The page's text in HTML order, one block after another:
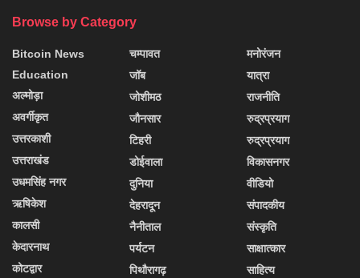
Browse by Category
Bitcoin News
Education
अल्मोड़ा
अवर्गीकृत
उत्तरकाशी
उत्तराखंड
उधमसिंह नगर
ऋषिकेश
कालसी
केदारनाथ
कोटद्वार
चम्पावत
जॉब
जोशीमठ
जौनसार
टिहरी
डोईवाला
दुनिया
देहरादून
नैनीताल
पर्यटन
पिथौरागढ़
मनोरंजन
यात्रा
राजनीति
रुद्रप्रयाग
रुद्रप्रयाग
विकासनगर
वीडियो
संपादकीय
संस्कृति
साक्षात्कार
साहित्य